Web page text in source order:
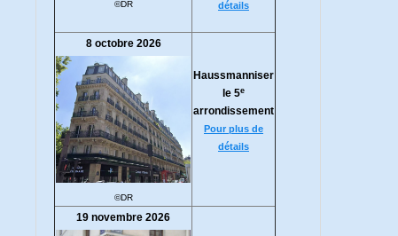
©DR
détails
8 octobre 2026
©DR
Haussmanniser
le 5e
arrondissement
Pour plus de
détails
19 novembre 2026